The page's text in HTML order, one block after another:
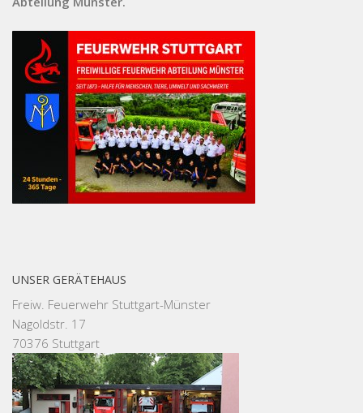
UNSER GERÄTEHAUS
Freiw. Feuerwehr Stuttgart-Münster
Nagoldstr. 17
70376 Stuttgart